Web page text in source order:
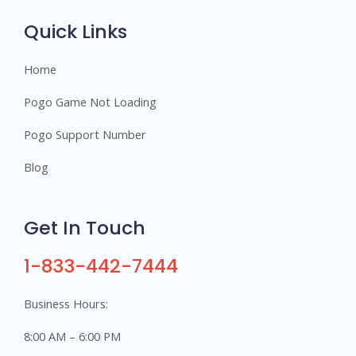
Quick Links
Home
Pogo Game Not Loading
Pogo Support Number
Blog
Get In Touch
1-833-442-7444
Business Hours:
8:00 AM – 6:00 PM